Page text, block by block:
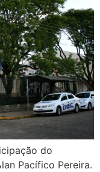
do
Pacífico Pereira.